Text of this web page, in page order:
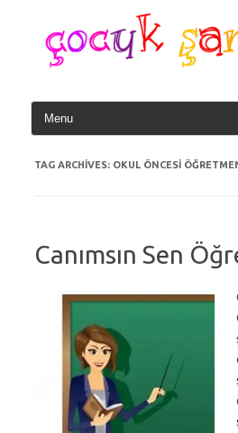
content
TAG ARCHIVES: OKUL ÖNCESI
Canımsın Sen